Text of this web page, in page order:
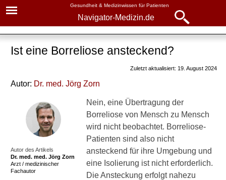
Gesundheit & Medizinwissen für Patienten
Navigator-Medizin.de
Ist eine Borreliose ansteckend?
Zuletzt aktualisiert: 19. August 2024
Autor: Dr. med. Jörg Zorn
Autor des Artikels
Dr. med. med. Jörg Zorn
Arzt / medizinischer
Fachautor
Nein, eine Übertragung der
Borreliose von Mensch zu Mensch
wird nicht beobachtet. Borreliose-
Patienten sind also nicht
ansteckend für ihre Umgebung und
eine Isolierung ist nicht erforderlich.
Die Ansteckung erfolgt nahezu
Navigator-Medizin.de
► Krankheiten
► Diagnostik & Laborwerte
► Therapieverfahren
► Medikamente
Navigator-
Medizin.de
▾
Basiswissen
Ursachen
Symptome
Hautausschlag: Aussehen